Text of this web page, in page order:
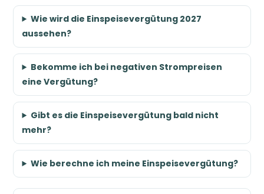
Wie wird die Einspeisevergütung 2027
aussehen?
Bekomme ich bei negativen Strompreisen
eine Vergütung?
Gibt es die Einspeisevergütung bald nicht
mehr?
Wie berechne ich meine Einspeisevergütung?